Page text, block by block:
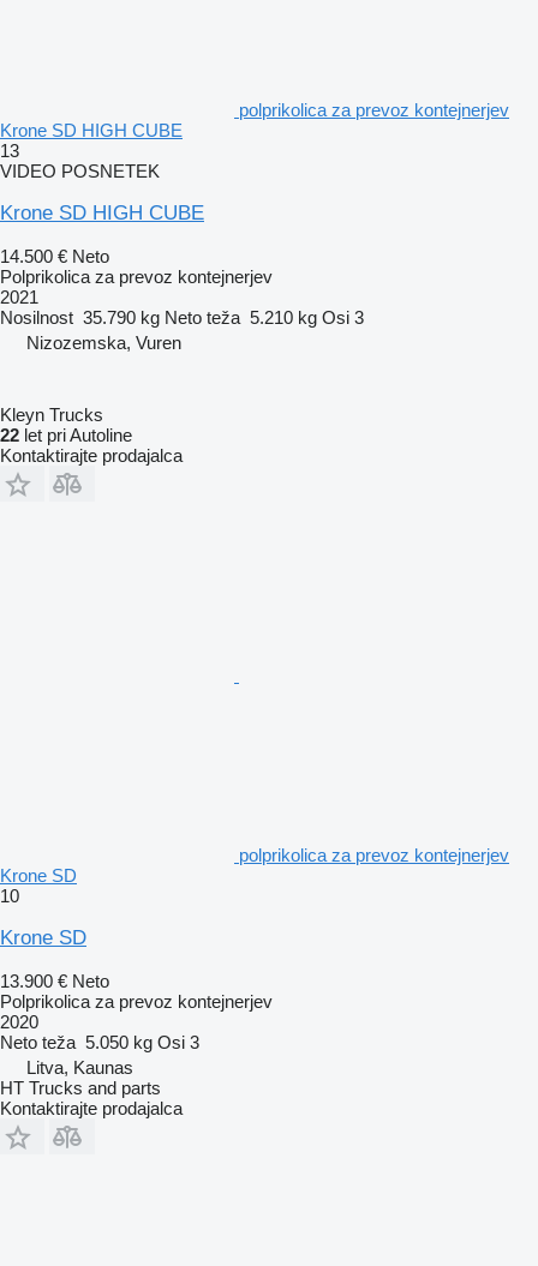
polprikolica za prevoz kontejnerjev
Krone SD HIGH CUBE
13
VIDEO POSNETEK
Krone SD HIGH CUBE
14.500 € Neto
Polprikolica za prevoz kontejnerjev
2021
Nosilnost 35.790 kg Neto teža 5.210 kg Osi 3
Nizozemska, Vuren
Kleyn Trucks
22 let pri Autoline
Kontaktirajte prodajalca
polprikolica za prevoz kontejnerjev
Krone SD
10
Krone SD
13.900 € Neto
Polprikolica za prevoz kontejnerjev
2020
Neto teža 5.050 kg Osi 3
Litva, Kaunas
HT Trucks and parts
Kontaktirajte prodajalca